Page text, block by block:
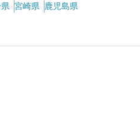
宮崎県
鹿児島県